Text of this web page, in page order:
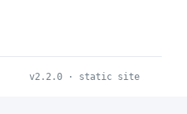
v2.2.0 · static site